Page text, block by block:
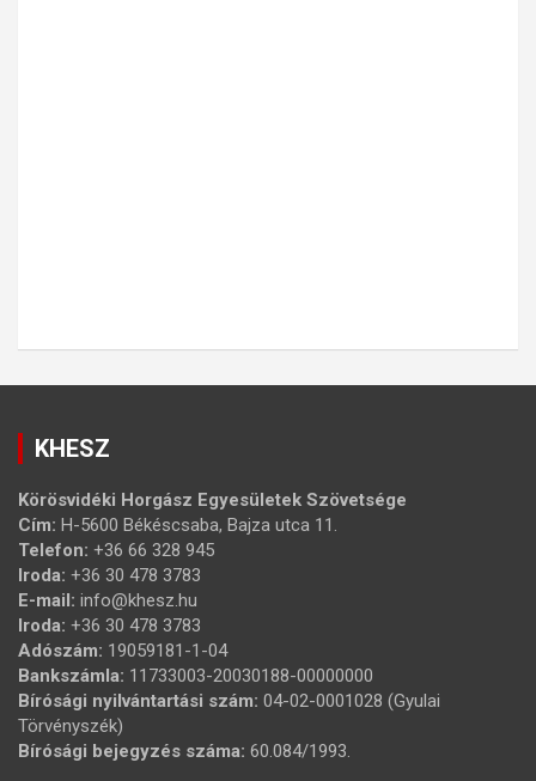
KHESZ
Körösvidéki Horgász Egyesületek Szövetsége
Cím: H-5600 Békéscsaba, Bajza utca 11.
Telefon: +36 66 328 945
Iroda: +36 30 478 3783
E-mail: info@khesz.hu
Iroda: +36 30 478 3783
Adószám: 19059181-1-04
Bankszámla: 11733003-20030188-00000000
Bírósági nyilvántartási szám: 04-02-0001028 (Gyulai
Törvényszék)
Bírósági bejegyzés száma: 60.084/1993.